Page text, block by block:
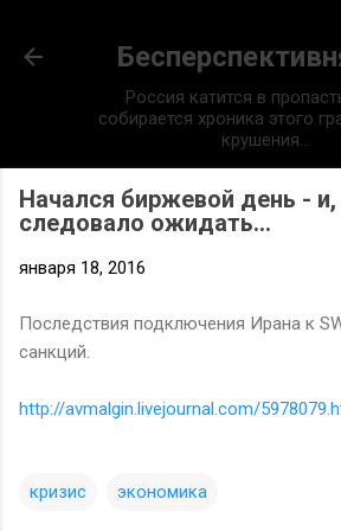
Россия катится в
собирается хроника этого
крушения...
Начался биржевой день - и,
следовало ожидать...
января 18, 2016
Последствия подключения Ирана к
санкций.
http://avmalgin.livejournal.com/
кризис экономика